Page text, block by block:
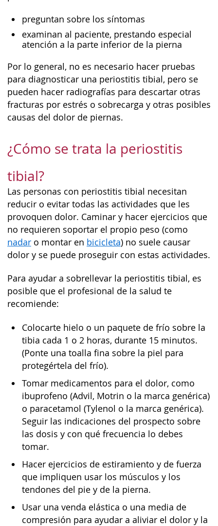
preguntan sobre los síntomas
examinan al paciente, prestando especial
atención a la parte inferior de la pierna
Por lo general, no es necesario hacer pruebas
para diagnosticar una periostitis tibial, pero se
pueden hacer radiografías para descartar otras
fracturas por estrés o sobrecarga y otras posibles
causas del dolor de piernas.
¿Cómo se trata la periostitis
tibial?
Las personas con periostitis tibial necesitan
reducir o evitar todas las actividades que les
provoquen dolor. Caminar y hacer ejercicios que
no requieren soportar el propio peso (como
nadar o montar en bicicleta) no suele causar
dolor y se puede proseguir con estas actividades.
Para ayudar a sobrellevar la periostitis tibial, es
posible que el profesional de la salud te
recomiende:
Colocarte hielo o un paquete de frío sobre la
tibia cada 1 o 2 horas, durante 15 minutos.
(Ponte una toalla fina sobre la piel para
protegértela del frío).
Tomar medicamentos para el dolor, como
ibuprofeno (Advil, Motrin o la marca genérica)
o paracetamol (Tylenol o la marca genérica).
Seguir las indicaciones del prospecto sobre
las dosis y con qué frecuencia lo debes
tomar.
Hacer ejercicios de estiramiento y de fuerza
que impliquen usar los músculos y los
tendones del pie y de la pierna.
Usar una venda elástica o una media de
compresión para ayudar a aliviar el dolor y la